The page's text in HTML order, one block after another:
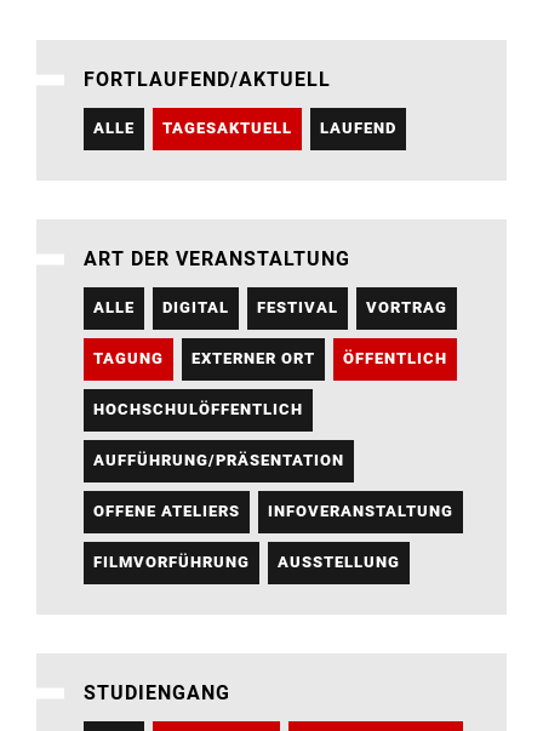
FORTLAUFEND/AKTUELL
ALLE TAGESAKTUELL LAUFEND
ART DER VERANSTALTUNG
ALLE DIGITAL FESTIVAL VORTRAG
TAGUNG EXTERNER ORT ÖFFENTLICH
HOCHSCHULÖFFENTLICH
AUFFÜHRUNG/PRÄSENTATION
OFFENE ATELIERS INFOVERANSTALTUNG
FILMVORFÜHRUNG AUSSTELLUNG
STUDIENGANG